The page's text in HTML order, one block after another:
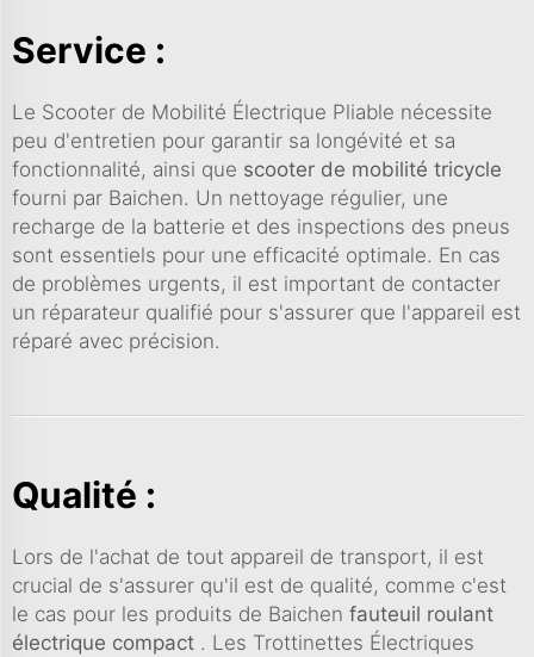
Service :
Le Scooter de Mobilité Électrique Pliable nécessite
peu d'entretien pour garantir sa longévité et sa
fonctionnalité, ainsi que scooter de mobilité tricycle
fourni par Baichen. Un nettoyage régulier, une
recharge de la batterie et des inspections des pneus
sont essentiels pour une efficacité optimale. En cas
de problèmes urgents, il est important de contacter
un réparateur qualifié pour s'assurer que l'appareil est
réparé avec précision.
Qualité :
Lors de l'achat de tout appareil de transport, il est
crucial de s'assurer qu'il est de qualité, comme c'est
le cas pour les produits de Baichen fauteuil roulant
électrique compact . Les Trottinettes Électriques